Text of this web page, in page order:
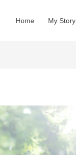
Home My Story